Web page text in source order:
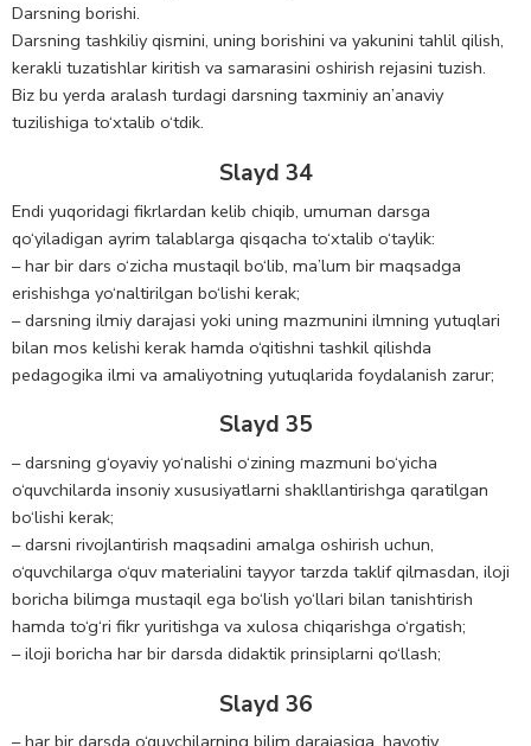
Darsning borishi.
Darsning tashkiliy qismini, uning borishini va yakunini tahlil qilish,
kerakli tuzatishlar kiritish va samarasini oshirish rejasini tuzish.
Biz bu yerda aralash turdagi darsning taxminiy an’anaviy
tuzilishiga to‘xtalib o‘tdik.
Slayd 34
Endi yuqoridagi fikrlardan kelib chiqib, umuman darsga
qo‘yiladigan ayrim talablarga qisqacha to‘xtalib o‘taylik:
– har bir dars o‘zicha mustaqil bo‘lib, ma’lum bir maqsadga
erishishga yo‘naltirilgan bo‘lishi kerak;
– darsning ilmiy darajasi yoki uning mazmunini ilmning yutuqlari
bilan mos kelishi kerak hamda o‘qitishni tashkil qilishda
pedagogika ilmi va amaliyotning yutuqlarida foydalanish zarur;
Slayd 35
– darsning g‘oyaviy yo‘nalishi o‘zining mazmuni bo‘yicha
o‘quvchilarda insoniy xususiyatlarni shakllantirishga qaratilgan
bo‘lishi kerak;
– darsni rivojlantirish maqsadini amalga oshirish uchun,
o‘quvchilarga o‘quv materialini tayyor tarzda taklif qilmasdan, iloji
boricha bilimga mustaqil ega bo‘lish yo‘llari bilan tanishtirish
hamda to‘g‘ri fikr yuritishga va xulosa chiqarishga o‘rgatish;
– iloji boricha har bir darsda didaktik prinsiplarni qo‘llash;
Slayd 36